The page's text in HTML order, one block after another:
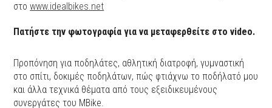
στοwww.idealbikes.net
Πατήστε την φωτογραφία για να μεταφερθείτε στο video.
Προπόνηση για ποδηλάτες, αθλητική διατροφή, γυμναστική
στο σπίτι, δοκιμές ποδηλάτων, πώς φτιάχνω το ποδήλατό μου
και άλλα τεχνικά θέματα από τους εξειδικευμένους
συνεργάτες του MBike.